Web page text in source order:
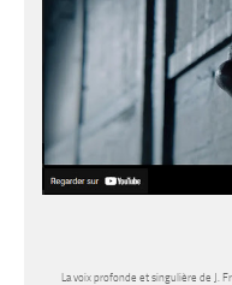
La voix profonde et singulière de J.